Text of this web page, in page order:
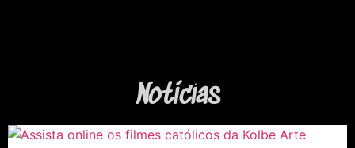
Notícias